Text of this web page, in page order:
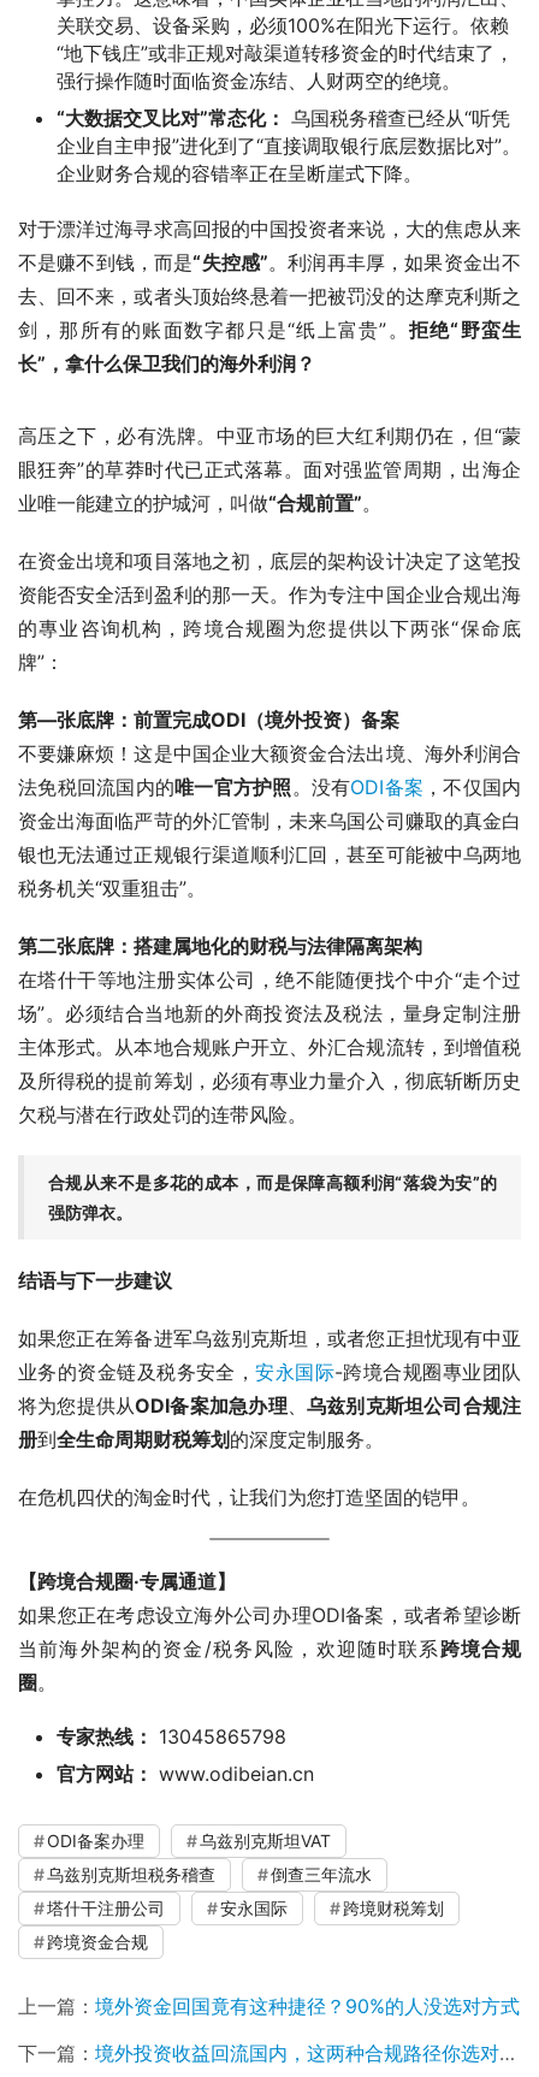
关联交易、设备采购，必须100%在阳光下运行。依赖
“地下钱庄”或非正规对敲渠道转移资金的时代结束了，
强行操作随时面临资金冻结、人财两空的绝境。
“大数据交叉比对”常态化： 乌国税务稽查已经从“听凭
企业自主申报”进化到了“直接调取银行底层数据比对”。
企业财务合规的容错率正在呈断崖式下降。
对于漂洋过海寻求高回报的中国投资者来说，大的焦虑从来
不是赚不到钱，而是“失控感”。利润再丰厚，如果资金出不
去、回不来，或者头顶始终悬着一把被罚没的达摩克利斯之
剑，那所有的账面数字都只是“纸上富贵”。 拒绝“野蛮生
长”，拿什么保卫我们的海外利润？
高压之下，必有洗牌。中亚市场的巨大红利期仍在，但“蒙
眼狂奔”的草莽时代已正式落幕。面对强监管周期，出海企
业唯一能建立的护城河，叫做“合规前置”。
在资金出境和项目落地之初，底层的架构设计决定了这笔投
资能否安全活到盈利的那一天。作为专注中国企业合规出海
的專业咨询机构，跨境合规圈为您提供以下两张“保命底
牌”：
第—张底牌：前置完成ODI（境外投资）备案
不要嫌麻烦！这是中国企业大额资金合法出境、海外利润合
法免税回流国内的唯一官方护照 。没有ODI备案 ，不仅国内
资金出海面临严苛的外汇管制，未来乌国公司赚取的真金白
银也无法通过正规银行渠道顺利汇回，甚至可能被中乌两地
税务机关“双重狙击”。
第二张底牌：搭建属地化的财税与法律隔离架构
在塔什干等地注册实体公司，绝不能随便找个中介“走个过
场”。必须结合当地新的外商投资法及税法，量身定制注册
主体形式。从本地合规账户开立、外汇合规流转，到增值税
及所得税的提前筹划，必须有專业力量介入，彻底斩断历史
欠税与潜在行政处罚的连带风险。
合规从来不是多花的成本，而是保障高额利润“落袋为安”的
强防弹衣。
结语与下一步建议
如果您正在筹备进军乌兹别克斯坦，或者您正担忧现有中亚
业务的资金链及税务安全，安永国际-跨境合规圈專业团队
将为您提供从ODI备案加急办理
乌兹别克斯坦公司合规注
册到全生命周期财税筹划的深度定制服务。
在危机四伏的淘金时代，让我们为您打造坚固的铠甲。
【跨境合规圈·专属通道】
如果您正在考虑设立海外公司办理ODI备案，或者希望诊断
当前海外架构的资金/税务风险，欢迎随时联系 跨境合规
圈。
专家热线： 13045865798
官方网站： www.odibeian.cn
ODI备案办理
乌兹别克斯坦VAT
乌兹别克斯坦税务稽查
倒查三年流水
塔什干注册公司
安永国际
跨境财税筹划
跨境资金合规
上一篇： 境外资金回国竟有这种捷径？90%的人没选对方式
下一篇： 境外投资收益回流国内，这两种合规路径你选对了吗？